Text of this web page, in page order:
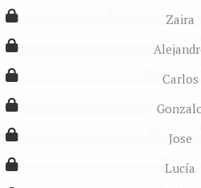
Zaira
Carlos
Jose
Lucía